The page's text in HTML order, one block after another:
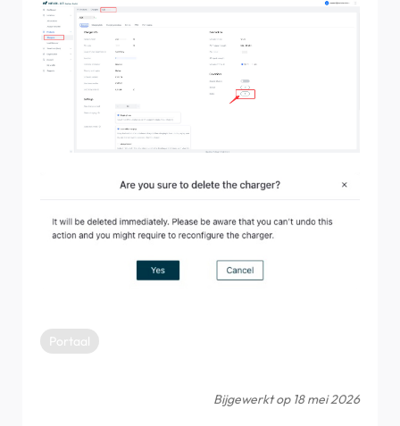
myNexBlue-app?
Hoe sluit u de NexBlue Zen slimme meter) aan
op wifi?
Hoe configureer ik eenfasig laden?
Portaal
Bijgewerkt op 18 mei 2026